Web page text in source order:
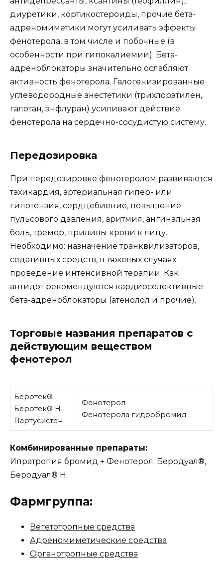
диуретики, кортикостероиды, прочие бета-
адреномиметики могут усиливать эффекты
фенотерола, в том числе и побочные (в
особенности при гипокалиемии). Бета-
адреноблокаторы значительно ослабляют
активность фенотерола. Галогенизированные
углеводородные анестетики (трихлорэтилен,
галотан, энфлуран) усиливают действие
фенотерола на сердечно-сосудистую систему.
Передозировка
При передозировке фенотеролом развиваются
тахикардия, артериальная гипер- или
гипотензия, сердцебиение, повышение
пульсового давления, аритмия, ангинальная
боль, тремор, приливы крови к лицу.
Необходимо: назначение транквилизаторов,
седативных средств, в тяжелых случаях
проведение интенсивной терапии. Как
антидот рекомендуются кардиоселективные
бета-адреноблокаторы (атенолол и прочие).
Торговые названия препаратов с
действующим веществом
фенотерол
Беротек®
Беротек® Н
Партусистен
Фенотерол
Фенотерола гидробромид
Комбинированные препараты:
Ипратропия бромид + Фенотерол: Беродуал®,
Беродуал® Н.
Фармгруппа:
Вегетотропные средства
Адреномиметические средства
Органотропные средства